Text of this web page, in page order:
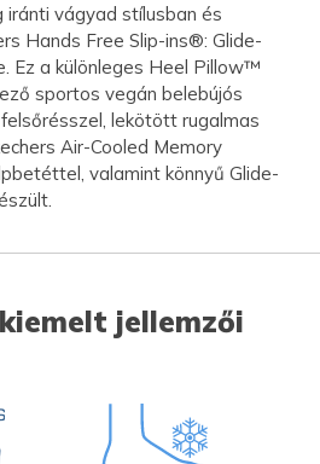
iránti vágyad stílusban és
Hands Free Slip-ins®: Glide-
Ez a különleges Heel Pillow™
sportos vegán belebújós
lekötött rugalmas
Air-Cooled Memory
valamint könnyű Glide-
jellemzői